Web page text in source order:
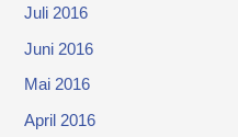
Juli 2016
Juni 2016
Mai 2016
April 2016